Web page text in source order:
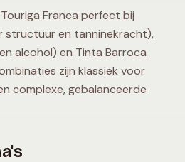
Franca perfect bij
structuur en tanninekracht),
alcohol) en Tinta Barroca
zijn klassiek voor
complexe, gebalanceerde